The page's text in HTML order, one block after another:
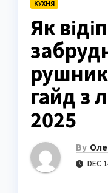
КУХНЯ
Як
гайд з
2025
By
DEC